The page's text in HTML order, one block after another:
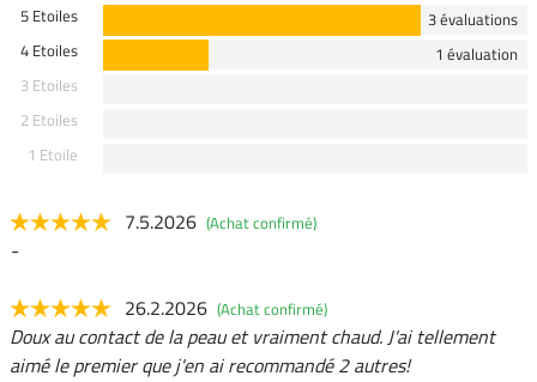
5 Etoiles
3 évaluations
4 Etoiles
1 évaluation
3 Etoiles
2 Etoiles
1 Etoile
7.5.2026 (Achat confirmé)
-
26.2.2026 (Achat confirmé)
Doux au contact de la peau et vraiment chaud. J'ai tellement
aimé le premier que j'en ai recommandé 2 autres!